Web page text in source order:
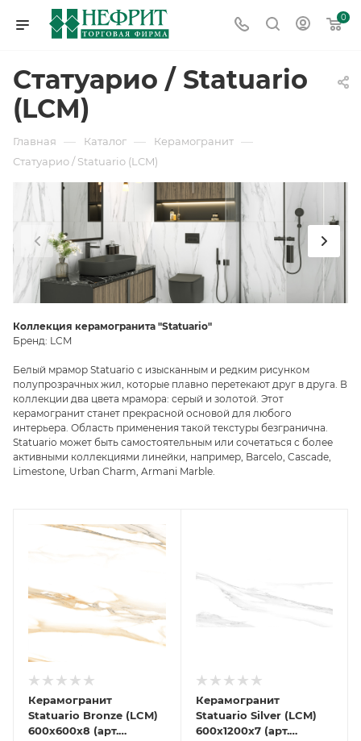
0
Статуарио / Statuario
(LCM)
Главная — Каталог — Керамогранит —
Статуарио / Statuario (LCM)
Коллекция керамогранита "Statuario"
Бренд: LCM
Белый мрамор Statuario с изысканным и редким рисунком
полупрозрачных жил, которые плавно перетекают друг в друга. В
коллекции два цвета мрамора: серый и золотой. Этот
керамогранит станет прекрасной основой для любого
интерьера. Область применения такой текстуры безгранична.
Statuario может быть самостоятельным или сочетаться с более
активными коллекциями линейки, например, Barcelo, Cascade,
Limestone, Urban Сharm, Armani Marble.
Керамогранит
Statuario Bronze (LCM)
600х600х8 (арт.
Керамогранит
Statuario Silver (LCM)
600х1200х7 (арт.